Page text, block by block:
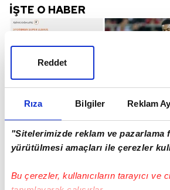
Rıza Bilgiler Reklam
"Sitelerimizde reklam ve pazarlama
yürütülmesi amaçları ile çerezler
Bu çerezler, kullanıcıların tarayıcı ve
Reddet
İŞTE O HABER